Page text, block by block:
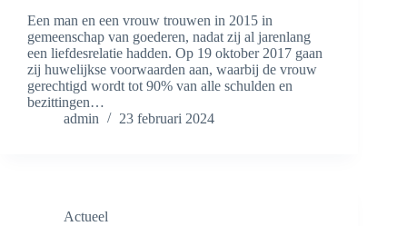
Een man en een vrouw trouwen in 2015 in
gemeenschap van goederen, nadat zij al jarenlang
een liefdesrelatie hadden. Op 19 oktober 2017 gaan
zij huwelijkse voorwaarden aan, waarbij de vrouw
gerechtigd wordt tot 90% van alle schulden en
bezittingen…
admin
23 februari 2024
Actueel